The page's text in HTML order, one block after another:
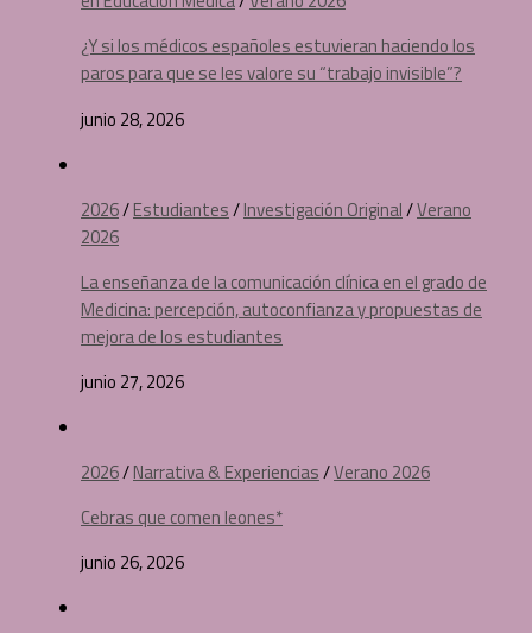
¿Y si los médicos españoles estuvieran haciendo los
paros para que se les valore su “trabajo invisible”?
junio 28, 2026
2026/Estudiantes/Investigación Original/Verano
2026
La enseñanza de la comunicación clínica en el grado de
Medicina: percepción, autoconfianza y propuestas de
mejora de los estudiantes
junio 27, 2026
2026/Narrativa & Experiencias/Verano 2026
Cebras que comen leones*
junio 26, 2026